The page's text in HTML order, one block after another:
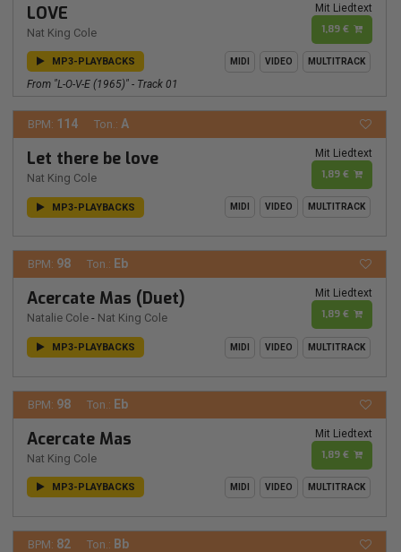
LOVE
Nat King Cole
Mit Liedtext
1,89 €
MP3-PLAYBACKS MIDI VIDEO MULTITRACK
From "L-O-V-E (1965)" - Track 01
BPM: 114 Ton.: A
Let there be love
Nat King Cole
Mit Liedtext
1,89 €
MP3-PLAYBACKS MIDI VIDEO MULTITRACK
BPM: 98 Ton.: Eb
Acercate Mas (Duet)
Natalie Cole - Nat King Cole
Mit Liedtext
1,89 €
MP3-PLAYBACKS MIDI VIDEO MULTITRACK
BPM: 98 Ton.: Eb
Acercate Mas
Nat King Cole
Mit Liedtext
1,89 €
MP3-PLAYBACKS MIDI VIDEO MULTITRACK
BPM: 82 Ton.: Bb